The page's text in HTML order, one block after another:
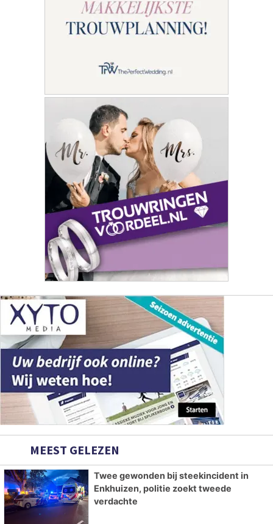
MEEST GELEZEN
Twee gewonden bij steekincident in
Enkhuizen, politie zoekt tweede
verdachte